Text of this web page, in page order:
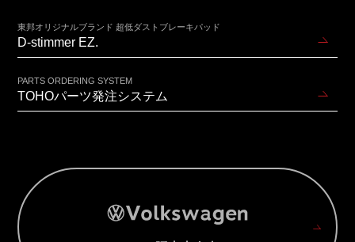
東邦オリジナルブランド 超低ダストブレーキパッド
D-stimmer EZ.
PARTS ORDERING SYSTEM
TOHOパーツ発注システム